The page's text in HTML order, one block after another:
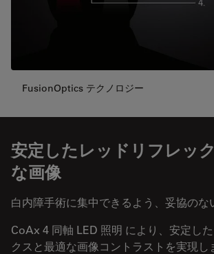
FusionOptics テクノロジー
安定したレッドリフレッ
な画像
白内障手術に集中できるよう、妥協のな
CoAx 4 同軸 LED 照明 により、安定し
クスと最適な画像コントラストを実現し